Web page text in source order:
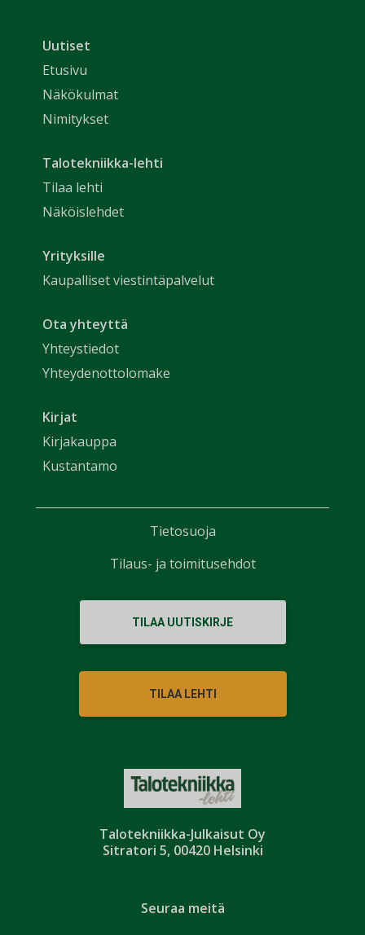
Talotekniikka-Julkaisut Oy
Sitratori 5, 00420 Helsinki
Uutiset
Etusivu
Näkökulmat
Nimitykset
Talotekniikka-lehti
Tilaa lehti
Näköislehdet
Yrityksille
Kaupalliset viestintäpalvelut
Ota yhteyttä
Yhteystiedot
Yhteydenottolomake
Kirjat
Kirjakauppa
Kustantamo
TILAA UUTISKIRJE
TILAA LEHTI
Seuraa meitä
Tietosuoja
Tilaus- ja toimitusehdot